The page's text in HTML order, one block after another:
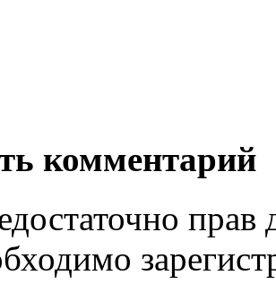
комментарий
прав